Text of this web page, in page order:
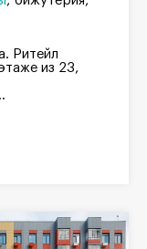
Ритейл
из 23,